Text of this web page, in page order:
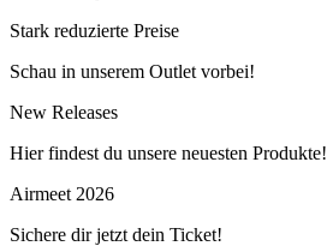
Stark reduzierte Preise
Schau in unserem Outlet vorbei!
New Releases
Hier findest du unsere neuesten Produkte!
Airmeet 2026
Sichere dir jetzt dein Ticket!